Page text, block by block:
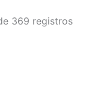
369 registros